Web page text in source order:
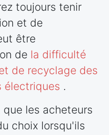
toujours tenir
et de
être
de la difficulté
de recyclage des
électriques .
les acheteurs
choix lorsqu'ils